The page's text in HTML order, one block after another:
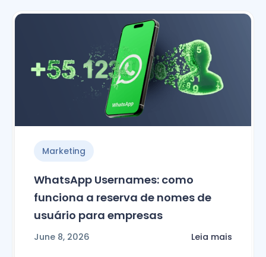
Marketing
WhatsApp Usernames: como
funciona a reserva de nomes de
usuário para empresas
June 8, 2026 Leia mais